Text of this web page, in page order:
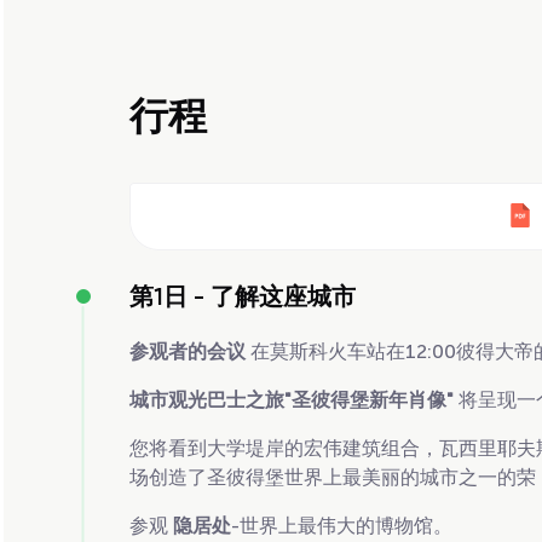
行程
第1日 - 了解这座城市
参观者的会议 在莫斯科火车站在12:00彼得大
城市观光巴士之旅"圣彼得堡新年肖像" 将呈现一
您将看到大学堤岸的宏伟建筑组合，瓦西里耶
场创造了圣彼得堡世界上最美丽的城市之一的荣
参观 隐居处-世界上最伟大的博物馆。